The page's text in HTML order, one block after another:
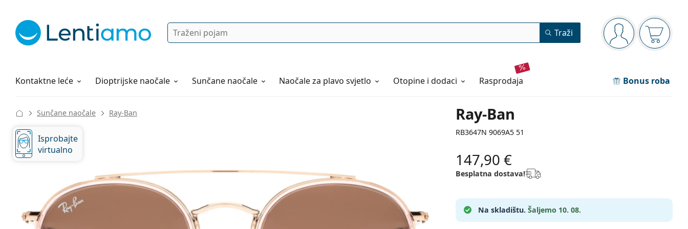
Navigacijska ploča
ste prijavljeni
Pretraga Traži
Kontaktne leće
Otopine za leće Dioptrijske naočale Sunčane naočale Naočaleza plavo svjetlo Otopine i dodaci rasprodaja Bonus roba
Sve o kupovini
Ray-Ban
RB3647N 9069A5 51
Sunčane naočale Ray-Ban
Isprobajte
virtualno
147,90 €
Besplatna dostava!
Na skladištu. Šaljemo 10. 08.